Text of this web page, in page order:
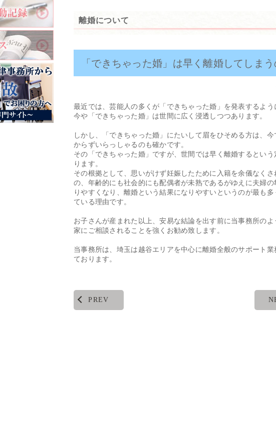
離婚について
「できちゃった婚」は早く離婚してしま
最近では、芸能人の多くが「できちゃった婚」を発表するよう
今や「できちゃった婚」は世間に広く浸透しつつあります。
しかし、「できちゃった婚」にたいして眉をひそめる方は、今
からずいらっしゃるのも確かです。
その「できちゃった婚」ですが、世間では早く離婚するという
ります。
その根拠として、思いがけず妊娠したために入籍を余儀なくさ
の、年齢的にも社会的にも配偶者が未熟であるがゆえに夫婦の
りやすくなり、離婚という結果になりやすいというのが最も多
ている理由です。
お子さんが産まれた以上、安易な結論を出す前に当事務所のよ
家にご相談されることを強くお勧め致します。
当事務所は、埼玉は越谷エリアを中心に離婚全般のサポート業
ております。
PREV